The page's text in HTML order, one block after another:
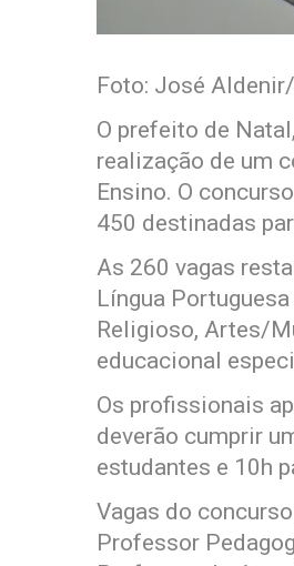
Foto: José
O prefeito de
realização de um
Ensino. O
450 destinadas
As 260 vagas
Língua
Religioso, Artes/
educacional
Os profissionais
deverão cumprir
estudantes e 10h
Vagas do
Professor